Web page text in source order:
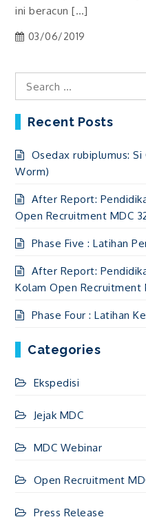
ini beracun […]
03/06/2019
Search
for:
Recent Posts
Osedax rubiplumus:
Worm)
After Report:
Open Recruitment MDC
Phase Five : Latihan
After Report:
Kolam Open Recruitment
Phase Four : Latihan
Categories
Ekspedisi
Jejak MDC
MDC Webinar
Open Recruitment
Press Release